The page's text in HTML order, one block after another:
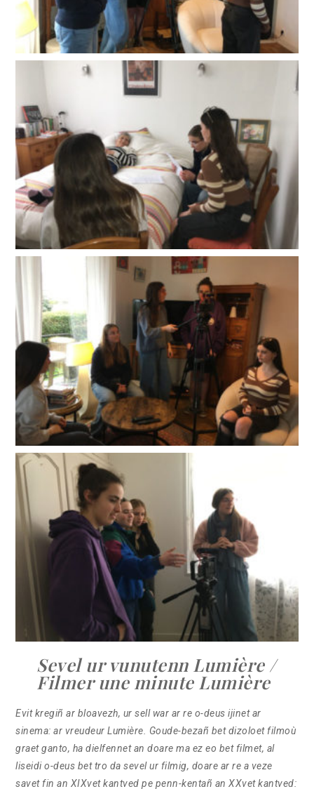
Sevel ur vunutenn Lumière /
Filmer une minute Lumière
Evit kregiñ ar bloavezh, ur sell war ar re o-deus ijinet ar
sinema: ar vreudeur Lumière. Goude-bezañ bet dizoloet filmoù
graet ganto, ha dielfennet an doare ma ez eo bet filmet, al
liseidi o-deus bet tro da sevel ur filmig, doare ar re a veze
savet fin an XIXvet kantved pe penn-kentañ an XXvet kantved: